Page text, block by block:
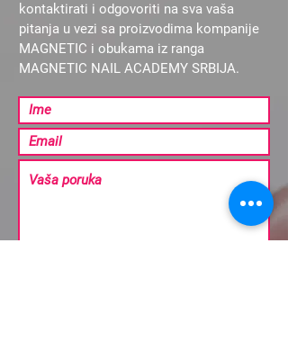
kontaktirati i odgovoriti na sva vaša
pitanja u vezi sa proizvodima kompanije
MAGNETIC i obukama iz ranga
MAGNETIC NAIL ACADEMY SRBIJA.